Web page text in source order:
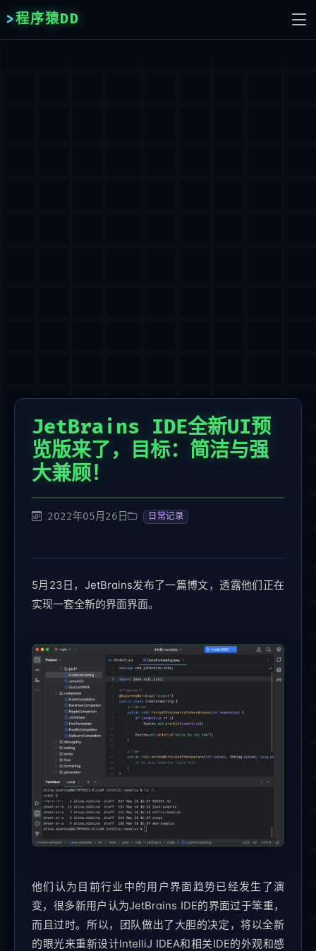
程序猿DD
JetBrains IDE全新UI预
览版来了，目标：简洁与强
大兼顾！
2022年05月26日 日常记录
5月23日，JetBrains发布了一篇博文，透露他们正在
实现一套全新的界面界面。
他们认为目前行业中的用户界面趋势已经发生了演
变，很多新用户认为JetBrains IDE的界面过于笨重，
而且过时。所以，团队做出了大胆的决定，将以全新
的眼光来重新设计IntelliJ IDEA和相关IDE的外观和感